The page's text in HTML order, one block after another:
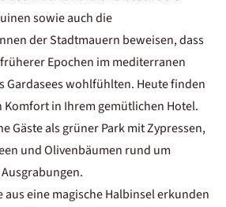
sowie auch die
der Stadtmauern beweisen, dass
Epochen im mediterranen
Gardasees wohlfühlten. Heute finden
in Ihrem gemütlichen Hotel.
Gäste als grüner Park mit Zypressen,
und Olivenbäumen rund um
eine magische Halbinsel erkunden